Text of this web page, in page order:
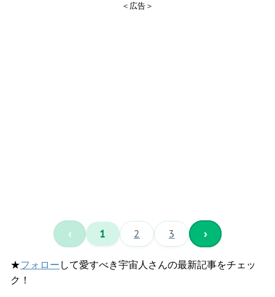
＜広告＞
‹ 1 2 3 ›
★フォロー して愛すべき宇宙人さんの最新記事をチェッ
ク！